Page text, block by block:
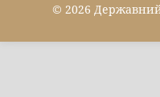
© 2026